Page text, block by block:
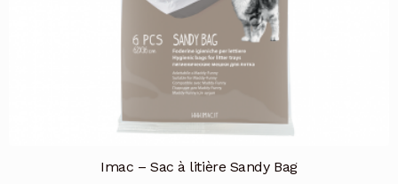
Imac – Sac à litière Sandy Bag